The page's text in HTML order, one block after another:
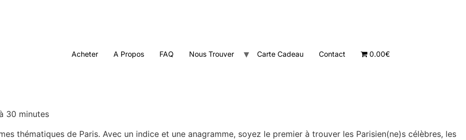
Acheter A Propos FAQ Nous Trouver Carte Cadeau Contact 0.00€
30 minutes
thématiques de Paris. Avec un indice et une anagramme, soyez le premier à trouver les Parisien(ne)s célèbres, les